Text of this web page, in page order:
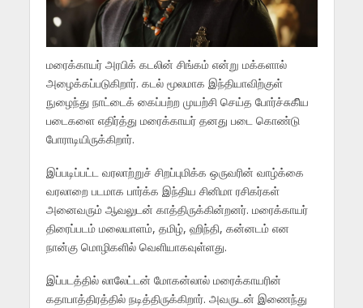
மரைக்காயர் அரபிக் கடலின் சிங்கம் என்று மக்களால்
அழைக்கப்படுகிறார். கடல் மூலமாக இந்தியாவிற்குள்
நுழைந்து நாட்டைக் கைப்பற்ற முயற்சி செய்த போர்ச்சுகீிய
படைகளை எதிர்த்து மரைக்காயர் தனது படை கொண்டு
போராடியிருக்கிறார்.
இப்படிப்பட்ட வரலாற்றுச் சிறப்புமிக்க ஒருவரின் வாழ்க்கை
வரலாறை படமாக பார்க்க இந்திய சினிமா ரசிகர்கள்
அனைவரும் ஆவலுடன் காத்திருக்கின்றனர். மரைக்காயர்
திரைப்படம் மலையாளம், தமிழ், ஹிந்தி, கன்னடம் என
நான்கு மொழிகளில் வெளியாகவுள்ளது.
இப்படத்தில் லாலேட்டன் மோகன்லால் மரைக்காயரின்
கதாபாத்திரத்தில் நடித்திருக்கிறார். அவருடன் இணைந்து